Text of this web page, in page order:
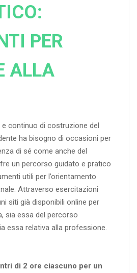
PER
ALLA
continuo di costruzione del
ha bisogno di occasioni per
di sé come anche del
un percorso guidato e pratico
utili per l’orientamento
Attraverso esercitazioni
siti già disponibili online per
sia essa del percorso
essa relativa alla professione.
di 2 ore ciascuno per un